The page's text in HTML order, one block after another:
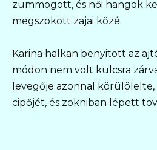
zümmögött, és női hangok
megszokott zajai közé.
Karina halkan benyitott az
módon nem volt kulcsra
levegője azonnal
cipőjét, és zokniban lépett